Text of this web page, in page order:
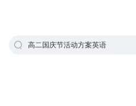
高二国庆节活动方案英语